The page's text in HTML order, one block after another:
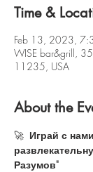
Time &
Feb 13, 2023,
WISE bar&grill,
11235, USA
About the
🚀 Играй с
Разумов"